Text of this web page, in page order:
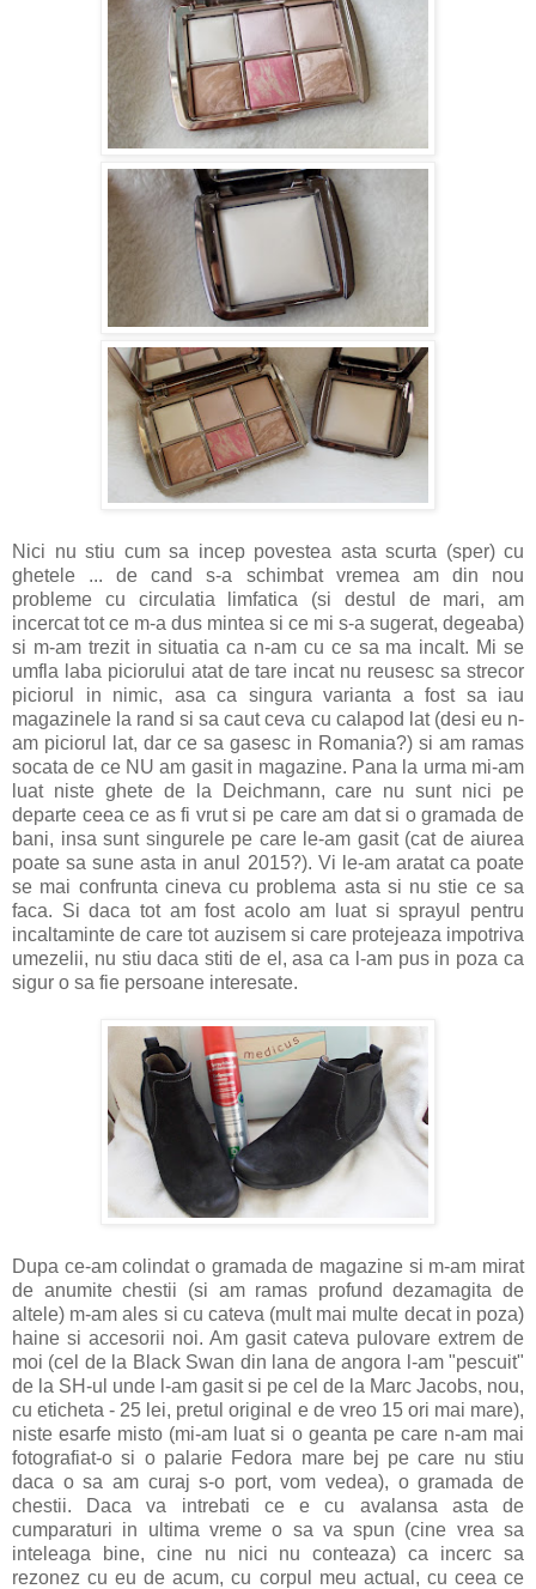
Nici nu stiu cum sa incep povestea asta scurta (sper) cu
ghetele ... de cand s-a schimbat vremea am din nou
probleme cu circulatia limfatica (si destul de mari, am
incercat tot ce m-a dus mintea si ce mi s-a sugerat, degeaba)
si m-am trezit in situatia ca n-am cu ce sa ma incalt. Mi se
umfla laba piciorului atat de tare incat nu reusesc sa strecor
piciorul in nimic, asa ca singura varianta a fost sa iau
magazinele la rand si sa caut ceva cu calapod lat (desi eu n-
am piciorul lat, dar ce sa gasesc in Romania?) si am ramas
socata de ce NU am gasit in magazine. Pana la urma mi-am
luat niste ghete de la Deichmann, care nu sunt nici pe
departe ceea ce as fi vrut si pe care am dat si o gramada de
bani, insa sunt singurele pe care le-am gasit (cat de aiurea
poate sa sune asta in anul 2015?). Vi le-am aratat ca poate
se mai confrunta cineva cu problema asta si nu stie ce sa
faca. Si daca tot am fost acolo am luat si sprayul pentru
incaltaminte de care tot auzisem si care protejeaza impotriva
umezelii, nu stiu daca stiti de el, asa ca l-am pus in poza ca
sigur o sa fie persoane interesate.
Dupa ce-am colindat o gramada de magazine si m-am mirat
de anumite chestii (si am ramas profund dezamagita de
altele) m-am ales si cu cateva (mult mai multe decat in poza)
haine si accesorii noi. Am gasit cateva pulovare extrem de
moi (cel de la Black Swan din lana de angora l-am "pescuit"
de la SH-ul unde l-am gasit si pe cel de la Marc Jacobs, nou,
cu eticheta - 25 lei, pretul original e de vreo 15 ori mai mare),
niste esarfe misto (mi-am luat si o geanta pe care n-am mai
fotografiat-o si o palarie Fedora mare bej pe care nu stiu
daca o sa am curaj s-o port, vom vedea), o gramada de
chestii. Daca va intrebati ce e cu avalansa asta de
cumparaturi in ultima vreme o sa va spun (cine vrea sa
inteleaga bine, cine nu nici nu conteaza) ca incerc sa
rezonez cu eu de acum, cu corpul meu actual, cu ceea ce